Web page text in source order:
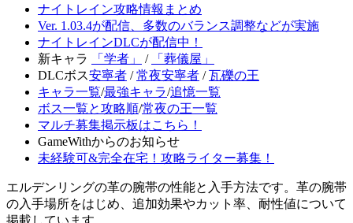
ナイトレイン攻略情報まとめ
Ver. 1.03.4が配信、多数のバランス調整などが実施
ナイトレインDLCが配信中！
新キャラ
「学者」 /
「葬儀屋」
DLCボス安寧者 /常夜安寧者 /瓦礫の王
キャラ一覧/最強キャラ/追憶一覧
ボス一覧と攻略順/常夜の王一覧
マルチ募集掲示板はこちら！
GameWithからのお知らせ
未経験可&完全在宅！攻略ライター募集！
エルデンリングの革の腕帯の性能と入手方法です。革の腕帯
の入手場所をはじめ、追加効果やカット率、耐性値について
掲載しています。